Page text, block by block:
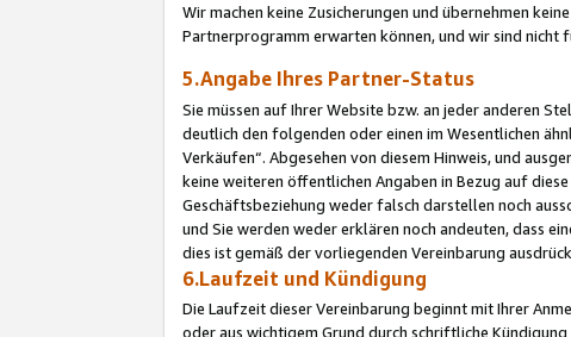
Wir machen keine Zusicherungen und übernehmen
Partnerprogramm erwarten können, und wir sind nicht
5.Angabe Ihres Partner-Status
Sie müssen auf Ihrer Website bzw. an jeder anderen
deutlich den folgenden oder einen im Wesentlichen
Verkäufen“. Abgesehen von diesem Hinweis, und
keine weiteren öffentlichen Angaben in Bezug auf
Geschäftsbeziehung weder falsch darstellen noch
und Sie werden weder erklären noch andeuten, dass
dies ist gemäß der vorliegenden Vereinbarung
6.Laufzeit und Kündigung
Die Laufzeit dieser Vereinbarung beginnt mit Ihrer
oder aus wichtigem Grund durch schriftliche